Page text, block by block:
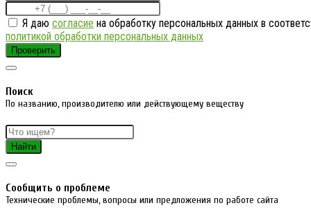
Я даю согласие на обработку персональных данных в
политикой обработки персональных данных
Проверить
Поиск
По названию, производителю или действующему веществу
Найти
Cообщить о проблеме
Технические проблемы, вопросы или предложения по работе сайта